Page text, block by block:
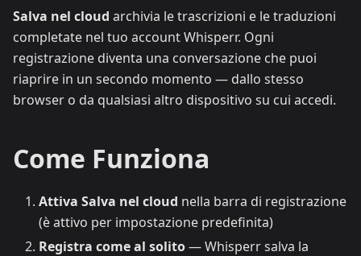
Salva nel cloud archivia le trascrizioni e le traduzioni
completate nel tuo account Whisperr. Ogni
registrazione diventa una conversazione che puoi
riaprire in un secondo momento — dallo stesso
browser o da qualsiasi altro dispositivo su cui accedi.
Come Funziona
Attiva Salva nel cloud nella barra di registrazione
(è attivo per impostazione predefinita)
Registra come al solito— Whisperr salva la